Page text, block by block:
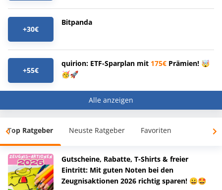
+30€
Bitpanda
+55€
quirion: ETF-Sparplan mit 175€ Prämien! 🤯
🥳🚀
Alle anzeigen
Top Ratgeber Neuste Ratgeber Favoriten
Gutscheine, Rabatte, T-Shirts & freier
Eintritt: Mit guten Noten bei den
Zeugnisaktionen 2026 richtig sparen! 😀🤩